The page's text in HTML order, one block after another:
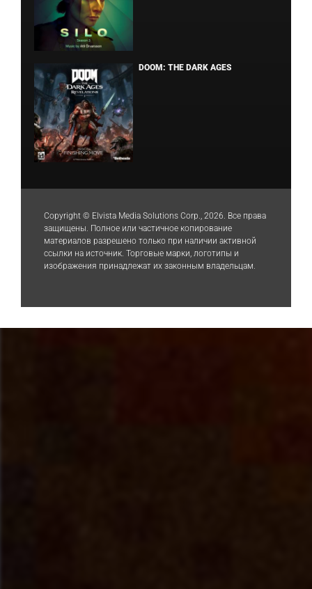
DOOM: THE DARK AGES
Copyright © Elvista Media Solutions Corp., 2026. Все права
защищены. Полное или частичное копирование
материалов разрешено только при наличии активной
ссылки на источник. Торговые марки, логотипы и
изображения принадлежат их законным владельцам.